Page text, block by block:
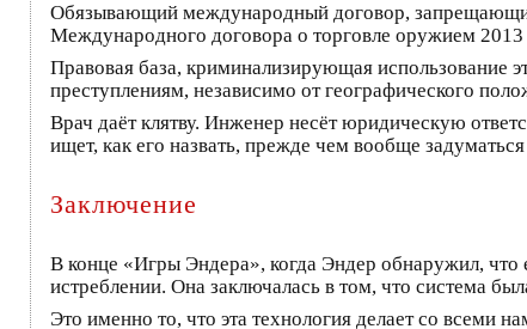
Обязывающий международный договор,
Международного договора о торговле оружием
Правовая база, криминализирующая использование
преступлениям, независимо от географического
Врач даёт клятву. Инженер несёт юридическую
ищет, как его назвать, прежде чем вообще
Заключение
В конце «Игры Эндера», когда Эндер обнаружил, что
истреблении. Она заключалась в том, что система
Это именно то, что эта технология делает со всеми